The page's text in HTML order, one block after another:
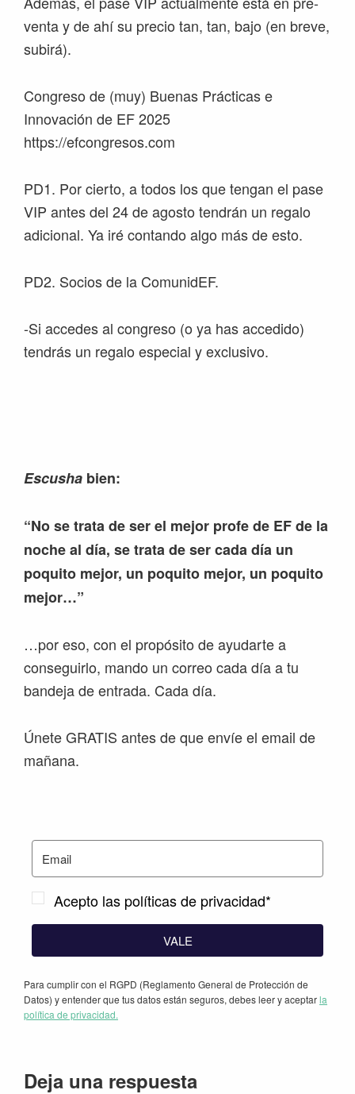
venta y de ahí su precio tan, tan, bajo (en breve,
subirá).
Congreso de (muy) Buenas Prácticas e
Innovación de EF 2025
https://efcongresos.com
PD1. Por cierto, a todos los que tengan el pase
VIP antes del 24 de agosto tendrán un regalo
adicional. Ya iré contando algo más de esto.
PD2. Socios de la ComunidEF.
-Si accedes al congreso (o ya has accedido)
tendrás un regalo especial y exclusivo.
Escusha bien:
“No se trata de ser el mejor profe de EF de la
noche al día, se trata de ser cada día un
poquito mejor, un poquito mejor, un poquito
mejor…”
…por eso, con el propósito de ayudarte a
conseguirlo, mando un correo cada día a tu
bandeja de entrada. Cada día.
Únete GRATIS antes de que envíe el email de
mañana.
Acepto las políticas de privacidad*
VALE
Para cumplir con el RGPD (Reglamento General de Protección de
Datos) y entender que tus datos están seguros, debes leer y aceptarla
política de privacidad.
Interacciones
Deja una respuesta